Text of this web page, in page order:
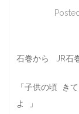
石巻から JR石
「子供の頃 き
よ 」